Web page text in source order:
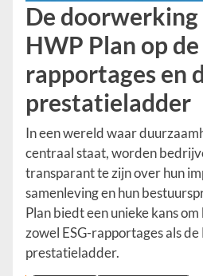
De
HWP Plan op de
rapportages en
prestatieladder
In een wereld waar
centraal staat, worden
transparant te zijn over hun
samenleving en hun
Plan biedt een unieke kans
zowel ESG-rapportages als
prestatieladder.